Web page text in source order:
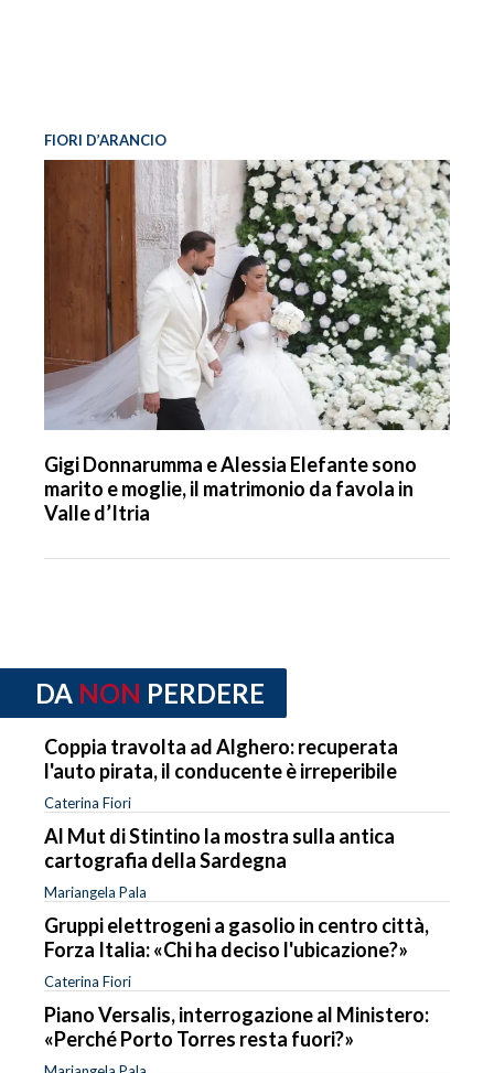
FIORI D’ARANCIO
Gigi Donnarumma e Alessia Elefante sono
marito e moglie, il matrimonio da favola in
Valle d’Itria
DA NON PERDERE
Coppia travolta ad Alghero: recuperata
l'auto pirata, il conducente è irreperibile
Caterina Fiori
Al Mut di Stintino la mostra sulla antica
cartografia della Sardegna
Mariangela Pala
Gruppi elettrogeni a gasolio in centro città,
Forza Italia: «Chi ha deciso l'ubicazione?»
Caterina Fiori
Piano Versalis, interrogazione al Ministero:
«Perché Porto Torres resta fuori?»